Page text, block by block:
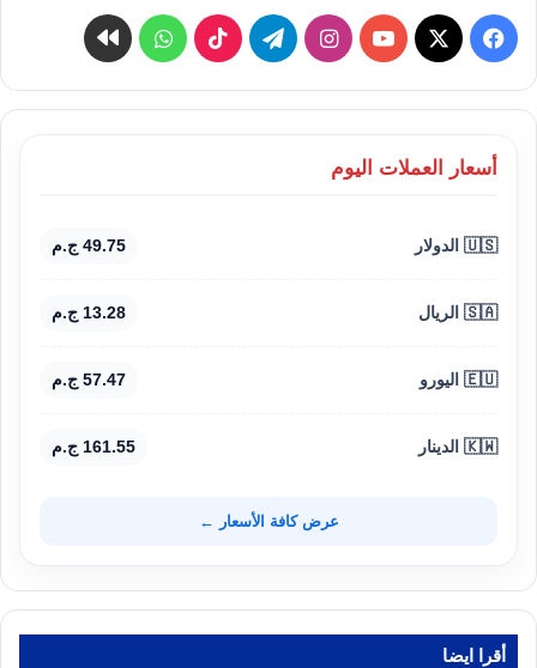
فيسبوك
‫X
‫YouTubeانستقرامتيلقرام ‫TikTokواتسابكواى
أسعار العملات اليوم
🇺🇸 الدولار 49.75 ج.م
🇸🇦 الريال 13.28 ج.م
🇪🇺 اليورو 57.47 ج.م
🇰🇼 الدينار 161.55 ج.م
عرض كافة الأسعار ←
أقرا ايضا